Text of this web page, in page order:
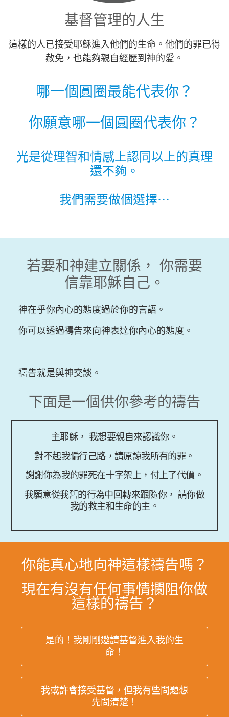
基督管理的人生
這樣的人已接受耶穌進入他們的生命。他們的罪已得
赦免，也能夠親自經歷到神的愛。
哪一個圓圈最能代表你？
你願意哪一個圓圈代表你？
光是從理智和情感上認同以上的真理
還不夠。
我們需要做個選擇⋯
若要和神建立關係， 你需要
信靠耶穌自己。
神在乎你內心的態度過於你的言語。
你可以透過禱告來向神表達你內心的態度。
禱告就是與神交談。
下面是一個供你參考的禱告
主耶穌， 我想要親自來認識你。
對不起我偏行己路，請原諒我所有的罪。
謝謝你為我的罪死在十字架上，付上了代價。
我願意從我舊的行為中回轉來跟隨你， 請你做
我的救主和生命的主。
你能真心地向神這樣禱告嗎？
現在有沒有任何事情攔阻你做
這樣的禱告？
是的！我剛剛邀請基督進入我的生
命！
我或許會接受基督，但我有些問題想
先問清楚！